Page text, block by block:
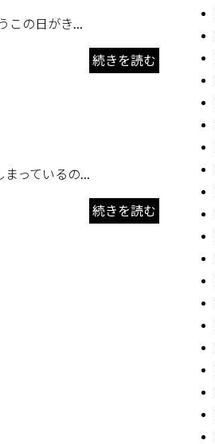
この日がき…
続きを読む
っているの…
続きを読む